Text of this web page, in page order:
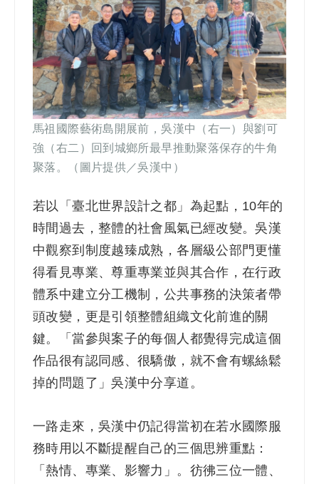
馬祖國際藝術島開展前，吳漢中（右一）與劉可
強（右二）回到城鄉所最早推動聚落保存的牛角
聚落。（圖片提供／吳漢中）
若以「臺北世界設計之都」為起點，10年的
時間過去，整體的社會風氣已經改變。吳漢
中觀察到制度越臻成熟，各層級公部門更懂
得看見專業、尊重專業並與其合作，在行政
體系中建立分工機制，公共事務的決策者帶
頭改變，更是引領整體組織文化前進的關
鍵。「當參與案子的每個人都覺得完成這個
作品很有認同感、很驕傲，就不會有螺絲鬆
掉的問題了」吳漢中分享道。
一路走來，吳漢中仍記得當初在若水國際服
務時用以不斷提醒自己的三個思辨重點：
「熱情、專業、影響力」。彷彿三位一體、